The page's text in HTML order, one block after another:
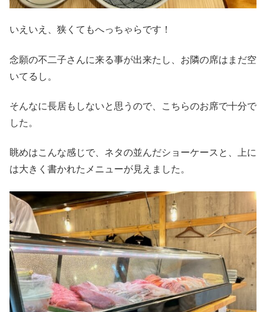
いえいえ、狭くてもへっちゃらです！
念願の不二子さんに来る事が出来たし、お隣の席はまだ空
いてるし。
そんなに長居もしないと思うので、こちらのお席で十分で
した。
眺めはこんな感じで、ネタの並んだショーケースと、上に
は大きく書かれたメニューが見えました。